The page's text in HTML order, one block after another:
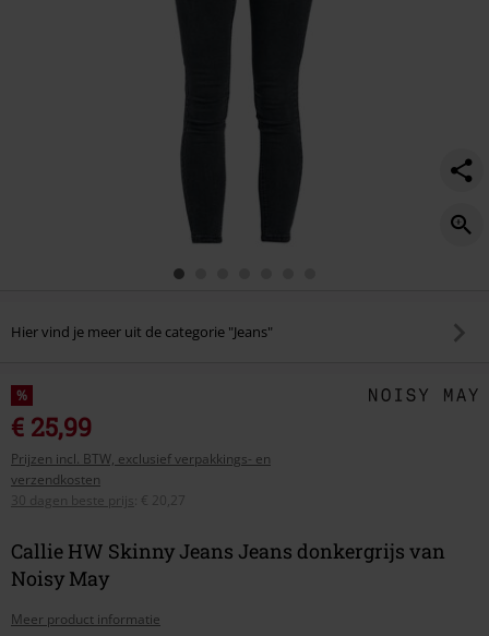
Hier vind je meer uit de categorie "Jeans"
%
€ 25,99
Prijzen incl. BTW, exclusief verpakkings- en
verzendkosten
30 dagen beste prijs
€ 20,27
Callie HW Skinny Jeans Jeans donkergrijs van
Noisy May
Meer product informatie